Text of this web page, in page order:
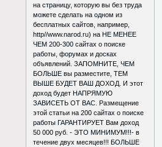
на страницу, которую вы без труда
можете сделать на одном из
бесплатных сайтов, например,
http//www.narod.ru) на НЕ МЕНЕЕ
ЧЕМ 200-300 сайтах о поиске
работы, форумах и досках
объявлений. ЗАПОМНИТЕ, ЧЕМ
БОЛЬШЕ вы разместите, ТЕМ
ВЫШЕ БУДЕТ ВАШ ДОХОД. И этот
доход будет НАПРЯМУЮ
ЗАВИСЕТЬ ОТ ВАС. Размещение
этой статьи на 200 сайтах о поиске
работы ГАРАНТИРУЕТ Вам доход
50 000 руб. - ЭТО МИНИМУМ!!!- в
течение двух месяцев!!! БОЛЬШЕ